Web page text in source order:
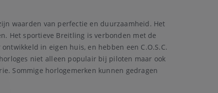
waarden van perfectie en duurzaamheid. Het
Het sportieve Breitling is verbonden met de
in eigen huis, en hebben een C.O.S.C.
niet alleen populair bij piloten maar ook
Sommige horlogemerken kunnen gedragen